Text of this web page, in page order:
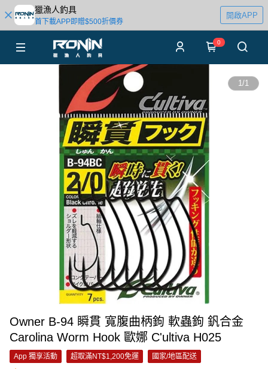
獵漁人釣具
首下載APP即贈$500折價券
開啟APP
0
1/1
Owner B-94 瞬貫 寬腹曲柄鉤 軟蟲鉤 釩合金
Carolina Worm Hook 歐娜 C'ultiva H025
App 獨享活動 超取滿NT$1,200免運 國家/地區配送